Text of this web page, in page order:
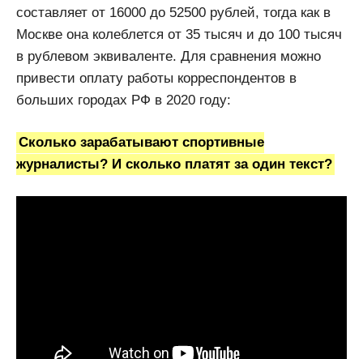
составляет от 16000 до 52500 рублей, тогда как в
Москве она колеблется от 35 тысяч и до 100 тысяч
в рублевом эквиваленте. Для сравнения можно
привести оплату работы корреспондентов в
больших городах РФ в 2020 году:
Сколько зарабатывают спортивные
журналисты? И сколько платят за один текст?